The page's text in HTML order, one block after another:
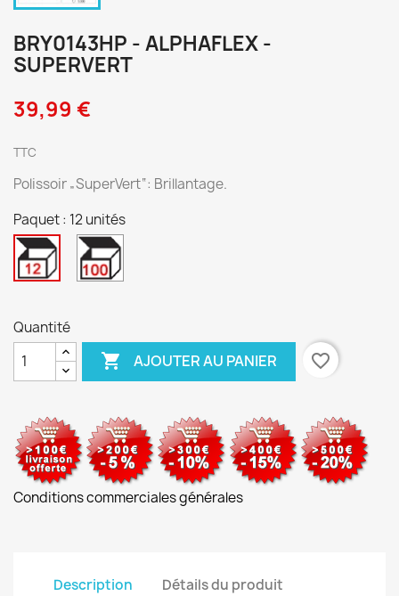
BRY0143HP - ALPHAFLEX -
SUPERVERT
39,99 €
TTC
Polissoir „SuperVert“: Brillantage.
Paquet : 12 unités
12
unités
Quantité
 AJOUTER AU PANIER favorite_border
Conditions commerciales générales
Description Détails du produit